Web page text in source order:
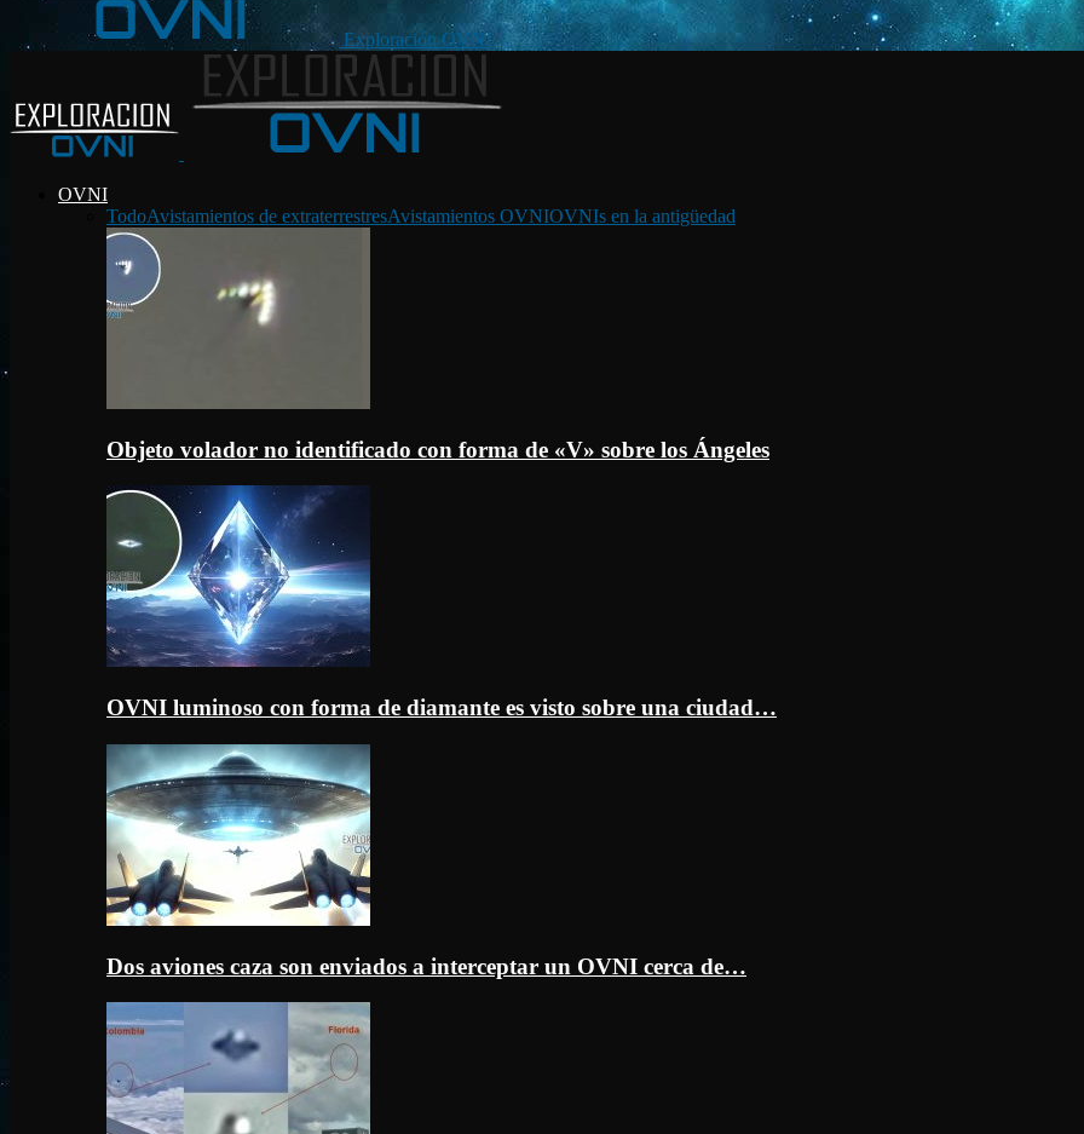
Exploración OVNI
OVNI
TodoAvistamientos de extraterrestresAvistamientos OVNIOVNIs en la antigüedad
Objeto volador no identificado con forma de «V» sobre los Ángeles
OVNI luminoso con forma de diamante es visto sobre una ciudad…
Dos aviones caza son enviados a interceptar un OVNI cerca de…